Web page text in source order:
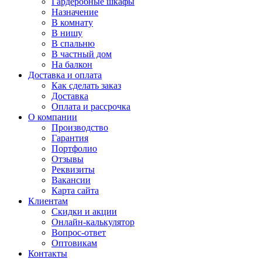
Назначение
В комнату
В нишу
В спальню
В частный дом
На балкон
Доставка и оплата
Как сделать заказ
Доставка
Оплата и рассрочка
О компании
Производство
Гарантия
Портфолио
Отзывы
Реквизиты
Вакансии
Карта сайта
Клиентам
Скидки и акции
Онлайн-калькулятор
Вопрос-ответ
Оптовикам
Контакты